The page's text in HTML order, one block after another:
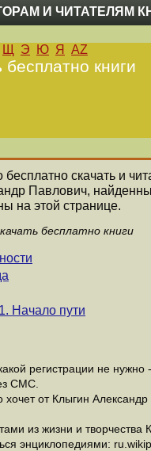
И ЧИТАТЕЛЯМ
Щ Э Ю Я AZ
книги
скачать и
Павлович,
на этой странице.
бесплатно книги
Начало пути
регистрации не нужно -
СМС.
от Клыгин
из жизни и творчества
энциклопедиями: